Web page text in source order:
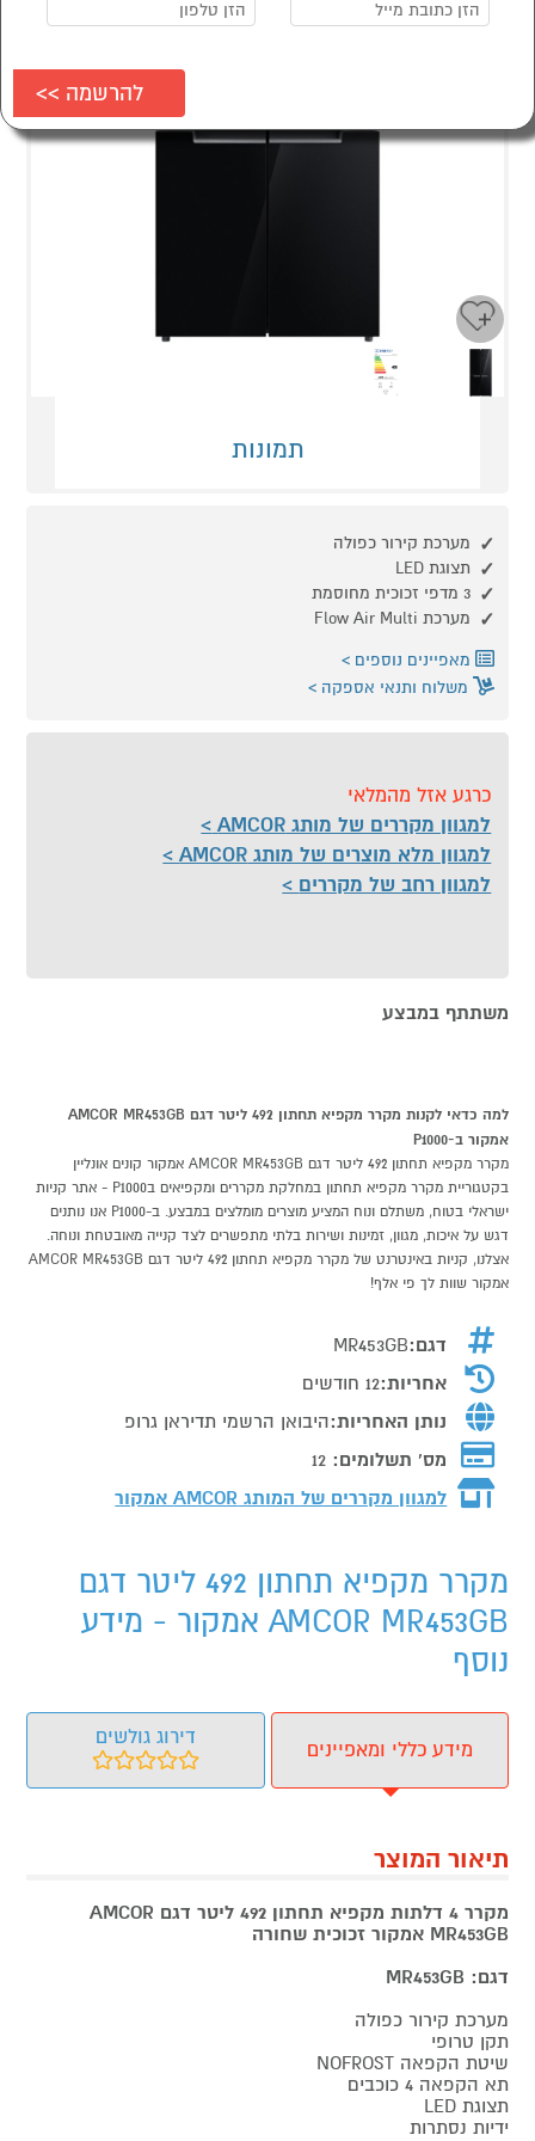
תמונות
מערכת קירור כפולה
תצוגת LED
3 מדפי זכוכית מחוסמת
מערכת Flow Air Multi
מאפיינים נוספים
משלוח ותנאי אספקה
כרגע אזל מהמלאי
למגוון מקררים של מותג AMCOR
למגוון מלא מוצרים של מותג AMCOR
למגוון רחב של מקררים
משתתף במבצע
למה כדאי לקנות מקרר מקפיא תחתון 492 ליטר דגם AMCOR MR453GB
אמקור ב-P1000
מקרר מקפיא תחתון 492 ליטר דגם AMCOR MR453GB אמקור קונים אונליין
בקטגוריית מקרר מקפיא תחתון במחלקת מקררים ומקפיאים בP1000 - אתר קניות
ישראלי בטוח, משתלם ונוח המציע מוצרים מומלצים במבצע. ב-P1000 אנו נותנים
דגש על איכות, מגוון, זמינות ושירות בלתי מתפשרים לצד קנייה מאובטחת ונוחה.
אצלנו, קניות באינטרנט של מקרר מקפיא תחתון 492 ליטר דגם AMCOR MR453GB
אמקור שוות לך פי אלף!
דגם:MR453GB
אחריות:12 חודשים
נותן האחריות:היבואן הרשמי תדיראן גרופ
מס' תשלומים: 12
למגוון מקררים של המותג AMCOR אמקור
מקרר מקפיא תחתון 492 ליטר דגם
AMCOR MR453GB אמקור - מידע
נוסף
מידע כללי ומאפיינים
דירוג גולשים
תיאור המוצר
מקרר 4 דלתות מקפיא תחתון 492 ליטר דגם AMCOR
MR453GB אמקור זכוכית שחורה
דגם: MR453GB
מערכת קירור כפולה
תקן טרופי
שיטת הקפאה NOFROST
תא הקפאה 4 כוכבים
תצוגת LED
ידיות נסתרות